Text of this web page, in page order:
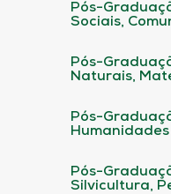
Pós-
Sociais,
Pós-
Naturais,
Pós-
Humanidades
Pós-
Silvicultura,